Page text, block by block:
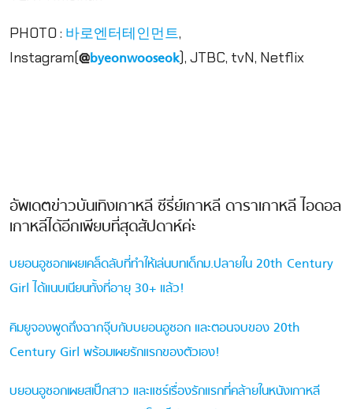
PHOTO : 바로엔터테인먼트,
Instagram(@byeonwooseok), JTBC, tvN, Netflix
อัพเดตข่าวบันเทิงเกาหลี ซีรี่ย์เกาหลี ดาราเกาหลี ไอดอล
เกาหลีได้อีกเพียบที่สุดสัปดาห์ค่ะ
บยอนอูซอกเผยเคล็ดลับที่ทำให้เล่นบทเด็กม.ปลายใน 20th Century
Girl ได้แนบเนียนทั้งที่อายุ 30+ แล้ว!
คิมยูจองพูดถึงฉากจุ๊บกับบยอนอูซอก และตอนจบของ 20th
Century Girl พร้อมเผยรักแรกของตัวเอง!
บยอนอูซอกเผยสเป็กสาว และแชร์เรื่องรักแรกที่คล้ายในหนังเกาหลี